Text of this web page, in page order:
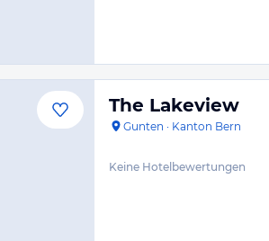
The Lakeview
Gunten · Kanton Bern
Keine Hotelbewertungen